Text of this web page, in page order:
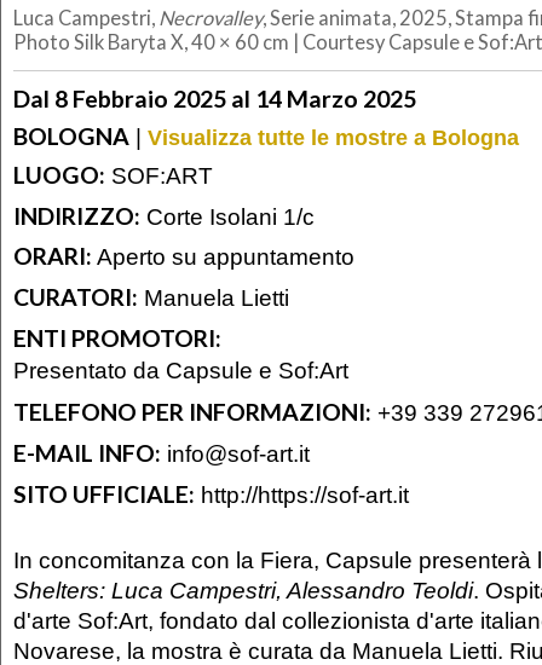
Luca Campestri, Necrovalley, Serie animata, 2025, Stampa
Photo Silk Baryta X, 40 × 60 cm | Courtesy Capsule e Sof:Art
Dal 8 Febbraio 2025 al 14 Marzo 2025
BOLOGNA | Visualizza tutte le mostre a Bologna
LUOGO: SOF:ART
INDIRIZZO: Corte Isolani 1/c
ORARI: Aperto su appuntamento
CURATORI: Manuela Lietti
ENTI PROMOTORI:
Presentato da Capsule e Sof:Art
TELEFONO PER INFORMAZIONI: +39 339
E-MAIL INFO: info@sof-art.it
SITO UFFICIALE: http://https://sof-art.it
In concomitanza con la Fiera, Capsule presenterà
Shelters: Luca Campestri, Alessandro Teoldi.
d'arte Sof:Art, fondato dal collezionista d'arte
Novarese, la mostra è curata da Manuela Lietti.